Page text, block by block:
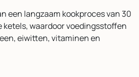
een langzaam kookproces van 30
waardoor voedingsstoffen
eiwitten, vitaminen en